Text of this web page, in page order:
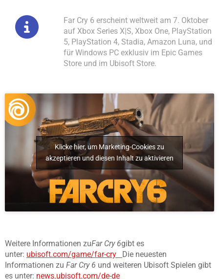
Far Cry 6 erscheint weltweit am 7. Oktober
auf Xbox Series X|S, Xbox One, PlayStation
5, PlayStation 4, Stadia, Amazon Luna, und
für Windows PC exklusiv im Epic Games
Store und im Ubisoft Store.
Klicke hier, um Marketing-Cookies zu
akzeptieren und diesen Inhalt zu aktivieren
Weitere Informationen zuFar Cry 6gibt es
unter: ubisoft.com/game/far-cry
Die neuesten
Informationen zu Far Cry 6 und weiteren Ubisoft Spielen gibt
es unter: news.ubisoft.com/de-de